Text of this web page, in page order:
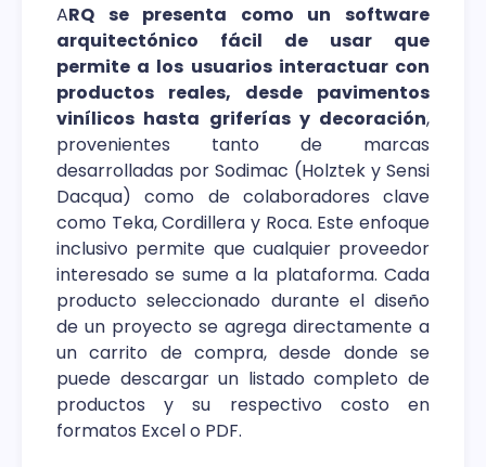
ARQ se presenta como un software
arquitectónico fácil de usar que
permite a los usuarios interactuar con
productos reales, desde pavimentos
vinílicos hasta griferías y decoración,
provenientes tanto de marcas
desarrolladas por Sodimac (Holztek y Sensi
Dacqua) como de colaboradores clave
como Teka, Cordillera y Roca. Este enfoque
inclusivo permite que cualquier proveedor
interesado se sume a la plataforma. Cada
producto seleccionado durante el diseño
de un proyecto se agrega directamente a
un carrito de compra, desde donde se
puede descargar un listado completo de
productos y su respectivo costo en
formatos Excel o PDF.